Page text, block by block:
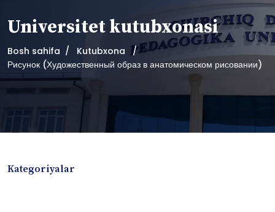
Universitet kutubxonasi
Bosh sahifa
Kutubxona
Рисунок (Художественный образ в анатомическом рисовании)
Kategoriyalar